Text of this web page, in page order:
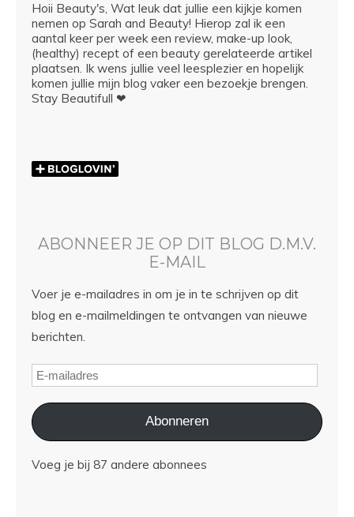
Hoii Beauty's, Wat leuk dat jullie een kijkje komen
nemen op Sarah and Beauty! Hierop zal ik een
aantal keer per week een review, make-up look,
(healthy) recept of een beauty gerelateerde artikel
plaatsen. Ik wens jullie veel leesplezier en hopelijk
komen jullie mijn blog vaker een bezoekje brengen.
Stay Beautifull ❤
ABONNEER JE OP DIT BLOG D.M.V.
E-MAIL
Voer je e-mailadres in om je in te schrijven op dit
blog en e-mailmeldingen te ontvangen van nieuwe
berichten.
Abonneren
Voeg je bij 87 andere abonnees